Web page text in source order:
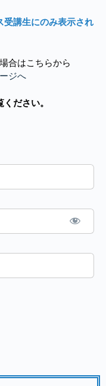
受講生にのみ表示され
合はこちらから
ジへ
ださい。